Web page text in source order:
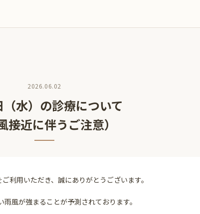
2026.06.02
水）の診療について
接近に伴うご注意）
利用いただき、誠にありがとうございます。
雨風が強まることが予測されております。